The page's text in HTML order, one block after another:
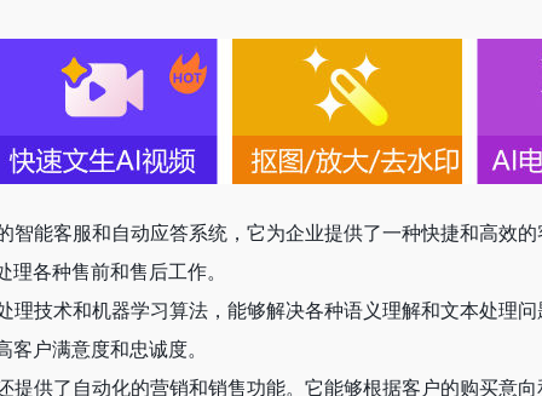
智能客服和自动应答系统，它为企业提供了一种快捷和高效
各种售前和售后工作。
理技术和机器学习算法，能够解决各种语义理解和文本处理
户满意度和忠诚度。
提供了自动化的营销和销售功能。它能够根据客户的购买意